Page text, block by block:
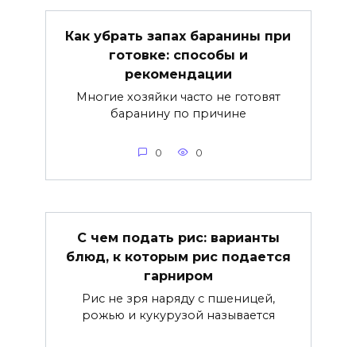
Как убрать запах баранины при
готовке: способы и
рекомендации
Многие хозяйки часто не готовят
баранину по причине
0 0
С чем подать рис: варианты
блюд, к которым рис подается
гарниром
Рис не зря наряду с пшеницей,
рожью и кукурузой называется